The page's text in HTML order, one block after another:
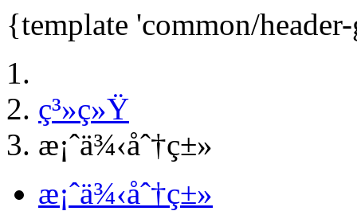
{template 'common/
ç³»ç»Ÿ
æ¡ˆä¾‹åˆ†ç±»
æ¡ˆä¾‹åˆ†ç±»